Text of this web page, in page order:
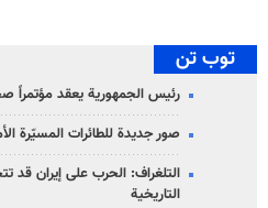
توب تن
رئيس الجمهورية يعقد مؤتمراً
صور جديدة للطائرات المسيّرة
التلغراف: الحرب على إيران قد
التاريخية